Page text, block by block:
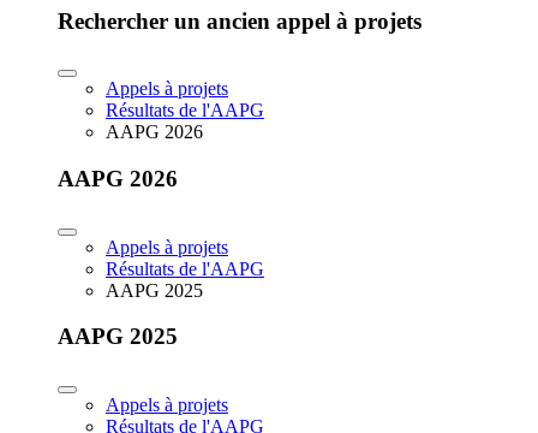
Rechercher un ancien appel à projets
Appels à projets
Résultats de l'AAPG
AAPG 2026
AAPG 2026
Appels à projets
Résultats de l'AAPG
AAPG 2025
AAPG 2025
Appels à projets
Résultats de l'AAPG